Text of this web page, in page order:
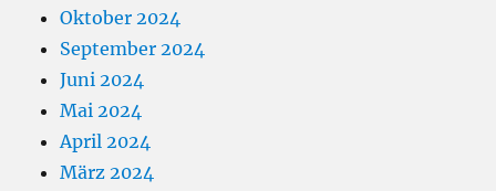
Oktober 2024
September 2024
Juni 2024
Mai 2024
April 2024
März 2024